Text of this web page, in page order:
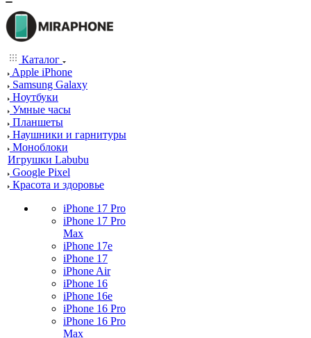
Каталог
Apple iPhone
Samsung Galaxy
Ноутбуки
Умные часы
Планшеты
Наушники и гарнитуры
Моноблоки
Игрушки Labubu
Google Pixel
Красота и здоровье
iPhone 17 Pro
iPhone 17 Pro
Max
iPhone 17e
iPhone 17
iPhone Air
iPhone 16
iPhone 16e
iPhone 16 Pro
iPhone 16 Pro
Max